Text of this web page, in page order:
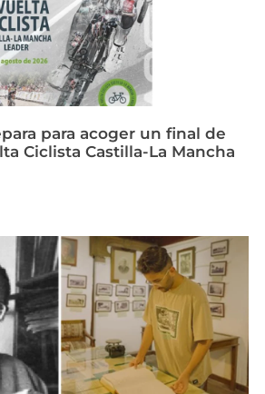
para acoger un final de
Ciclista Castilla-La Mancha